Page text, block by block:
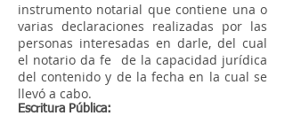
instrumento notarial que contiene una o
varias declaraciones realizadas por las
personas interesadas en darle, del cual
el notario da fe de la capacidad jurídica
del contenido y de la fecha en la cual se
llevó a cabo.
Escritura Pública: